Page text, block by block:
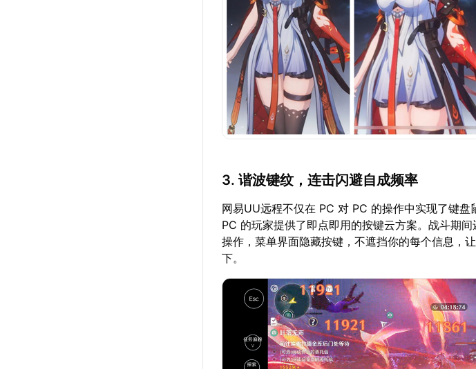
3. 谐波键纹，连击闪避自成频率
网易UU远程不仅在 PC 对 PC 的操作中实现了键
PC 的玩家提供了即点即用的按键云方案。战斗期
操作，菜单界面隐藏按键，不遮挡你的每个信息，
下。